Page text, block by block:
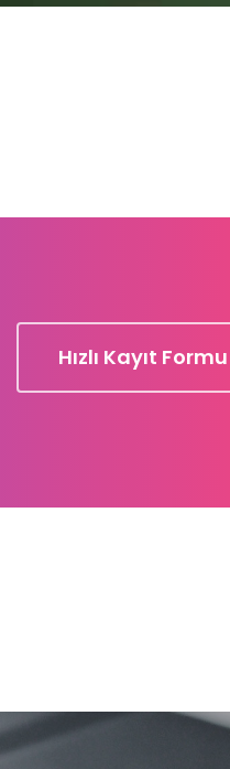
Hızlı Kayıt Formu